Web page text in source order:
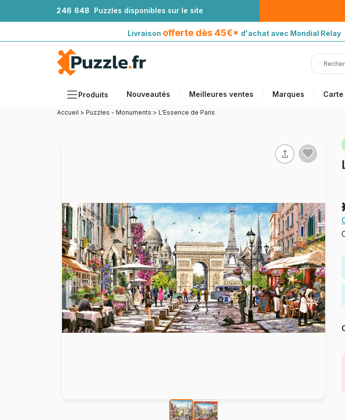
246 648 Puzzles disponibles sur le site
Livraison offerte dès 45€* d'achat avec Mondial
Produits Nouveautés Meilleures ventes Marques Carte
Accessoires
Puzzles en bois
Peinture au numéro
avec Mondial Relay
Accueil > Puzzles - Monuments > L'Essence de Paris